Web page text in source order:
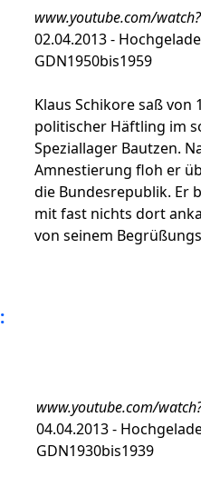
www.youtube.com/
02.04.2013 -
GDN1950bis1959
Klaus Schikore saß von
politischer Häftling im
Speziallager Bautzen.
Amnestierung floh er
die Bundesrepublik. Er
mit fast nichts dort
von seinem
:
www.youtube.com/
04.04.2013 -
GDN1930bis1939